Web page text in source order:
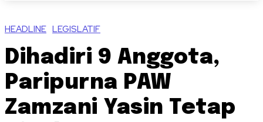
HEADLINE LEGISLATIF
Dihadiri 9 Anggota,
Paripurna PAW
Zamzani Yasin Tetap